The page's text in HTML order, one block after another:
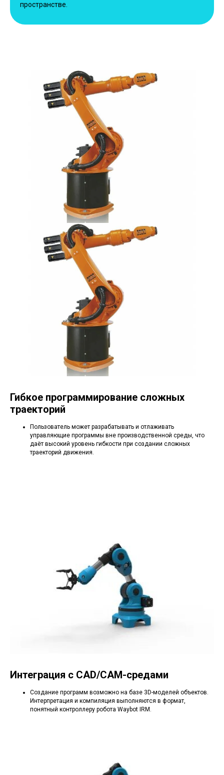
пространстве.
Гибкое программирование сложных
траекторий
Пользователь может разрабатывать и отлаживать
управляющие программы вне производственной среды, что
даёт высокий уровень гибкости при создании сложных
траекторий движения.
Интеграция с CAD/CAM-средами
Создание программ возможно на базе 3D-моделей объектов.
Интерпретация и компиляция выполняются в формат,
понятный контроллеру робота Waybot IRM.